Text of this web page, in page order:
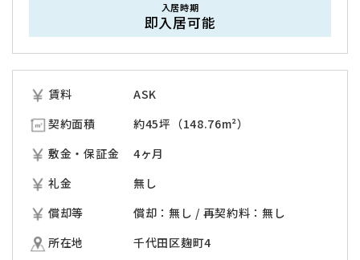
入居時期
即入居可能
賃料
ASK
契約面積
約45坪（148.76m²）
敷金・保証金
4ヶ月
礼金
無し
償却等
償却：無し / 再契約料：無し
所在地
千代田区麹町4